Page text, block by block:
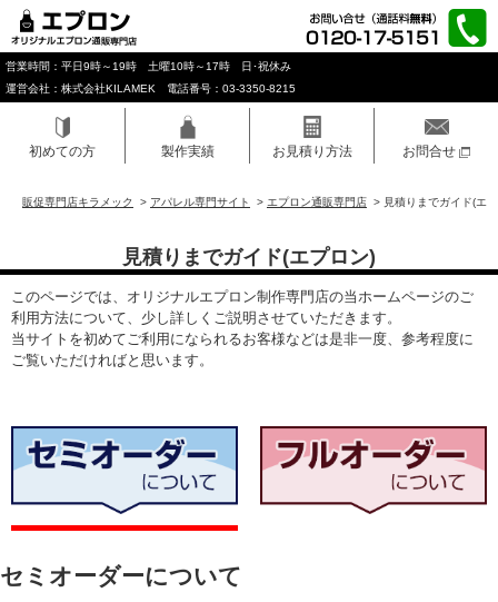
営業時間：平日9時～19時 土曜10時～17時 日･祝休み
運営会社：株式会社KILAMEK 電話番号：03-3350-8215
初めての方 製作実績 お見積り方法 お問合せ
販促専門店キラメック > アパレル専門サイト > エプロン通販専門店 > 見積りまでガイド(エ
見積りまでガイド(エプロン)
このページでは、オリジナルエプロン制作専門店の当ホームページのご
利用方法について、少し詳しくご説明させていただきます。
当サイトを初めてご利用になられるお客様などは是非一度、参考程度に
ご覧いただければと思います。
セミオーダーについて